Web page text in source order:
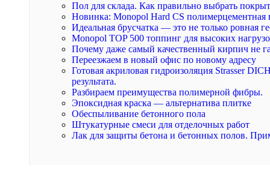
Пол для склада. Как правильно выбрать
Новинка: Monopol Hard CS полимерцементная
Идеальная брусчатка — это не только ровная
Monopol TOP 500 топпинг для высоких
Почему даже самый качественный кирпич не
Переезжаем в новый офис по новому адресу
Готовая акриловая гидроизоляция Strasser
результата.
Разбираем преимущества полимерной фибры.
Эпоксидная краска — альтернатива плитке
Обеспыливание бетонного пола
Штукатурные смеси для отделочных работ
Лак для защиты бетона и бетонных полов.